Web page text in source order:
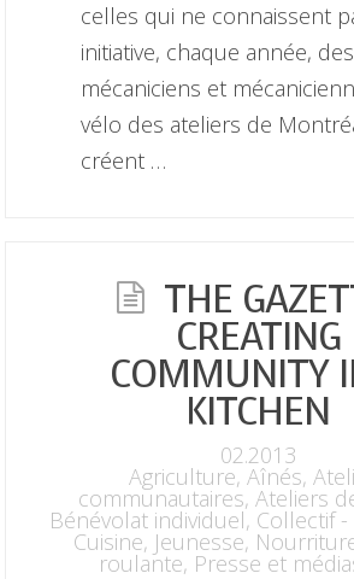
celles qui ne connaissent
initiative, chaque année, des
mécaniciens et
vélo des ateliers de
créent …
THE
CREATING
COMMUNITY
KITCHEN
02.2013
Agriculture,Aînés,
communautaires, Ateliers
Bénévolat individuel, Collectif
Cuisine, Jeunesse,
roulante, Presse et